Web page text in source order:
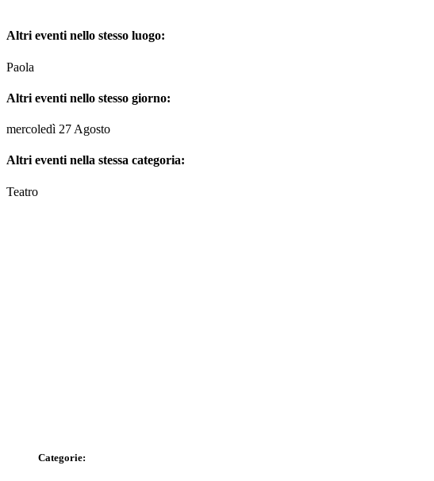
Altri eventi nello stesso luogo:
Paola
Altri eventi nello stesso giorno:
mercoledì 27 Agosto
Altri eventi nella stessa categoria:
Teatro
Categorie: